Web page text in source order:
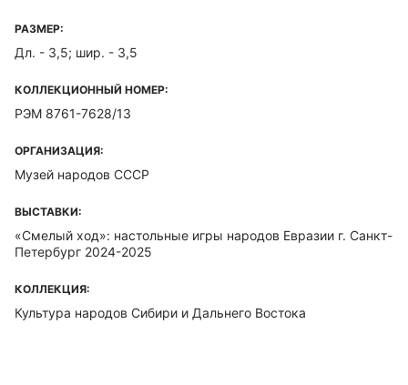
РАЗМЕР:
Дл. - 3,5; шир. - 3,5
КОЛЛЕКЦИОННЫЙ НОМЕР:
РЭМ 8761-7628/13
ОРГАНИЗАЦИЯ:
Музей народов СССР
ВЫСТАВКИ:
«Смелый ход»: настольные игры народов Евразии г. Санкт-
Петербург 2024-2025
КОЛЛЕКЦИЯ:
Культура народов Сибири и Дальнего Востока